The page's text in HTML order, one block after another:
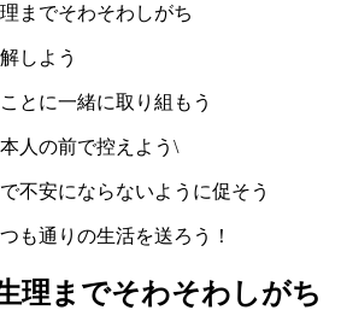
までそわそわしがち
しよう
とに一緒に取り組もう
人の前で控えよう\
不安にならないように促そう
も通りの生活を送ろう！
理までそわそわしがち